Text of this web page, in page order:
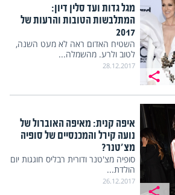
מגל גדות ועד סלין דיון:
המתלבשות הטובות והרעות של
2017
השטיח האדום ראה לא מעט השנה,
לטוב ולרע. מהשמלה...
28.12.2017
איפה קנית: מאיפה האוברול של
נועה קירל והמכנסיים של סופיה
מצ'טנר?
סופיה מצ'טנר ודורית רבליס חוגגות יום
הולדת...
26.12.2017